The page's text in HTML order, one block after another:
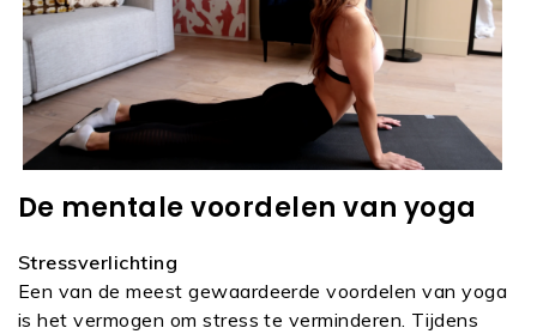
De mentale voordelen van yoga
Stressverlichting
Een van de meest gewaardeerde voordelen van yoga
is het vermogen om stress te verminderen. Tijdens